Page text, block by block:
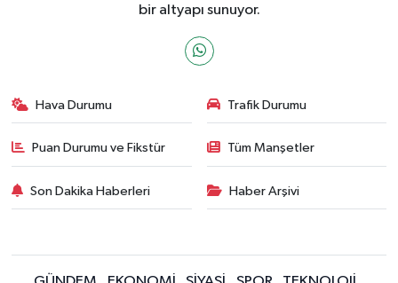
bir altyapı sunuyor.
Hava Durumu Trafik Durumu
Puan Durumu ve Fikstür Tüm Manşetler
Son Dakika Haberleri Haber Arşivi